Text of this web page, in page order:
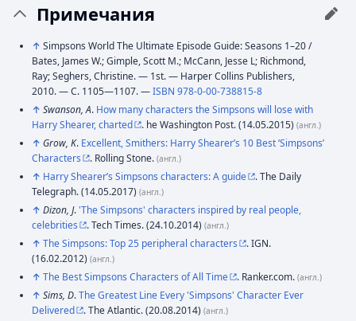
Примечания
↑ Simpsons World The Ultimate Episode Guide: Seasons 1–20 /
Bates, James W.; Gimple, Scott M.; McCann, Jesse L; Richmond,
Ray; Seghers, Christine. — 1st. — Harper Collins Publishers,
2010. — С. 1105—1107. —ISBN 978-0-00-738815-8
↑ Swanson, A. How many characters the Simpsons will lose with
Harry Shearer, charted
. he Washington Post. (14.05.2015) (англ.)
↑ Grow, K. Excellent, Smithers: Harry Shearer’s 10 Best ‘Simpsons’
Characters
. Rolling Stone. (англ.)
↑ Harry Shearer’s Simpsons characters: A guide
. The Daily
Telegraph. (14.05.2017) (англ.)
↑ Dizon, J.'The Simpsons' characters inspired by real people,
celebrities
. Tech Times. (24.10.2014) (англ.)
↑ The Simpsons: Top 25 peripheral characters
. IGN.
(16.02.2012) (англ.)
↑ The Best Simpsons Characters of All Time . Ranker.com. (англ.)
↑ Sims, D.The Greatest Line Every 'Simpsons' Character Ever
Delivered
. The Atlantic. (20.08.2014) (англ.)